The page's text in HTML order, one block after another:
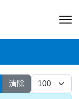
清除 每頁顯示